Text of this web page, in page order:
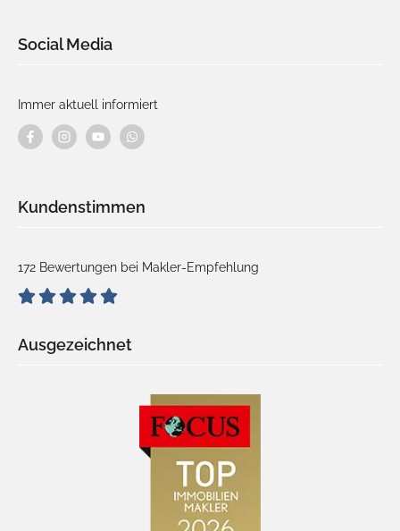
Social Media
Immer aktuell informiert
Kundenstimmen
172 Bewertungen bei Makler-Empfehlung
Ausgezeichnet